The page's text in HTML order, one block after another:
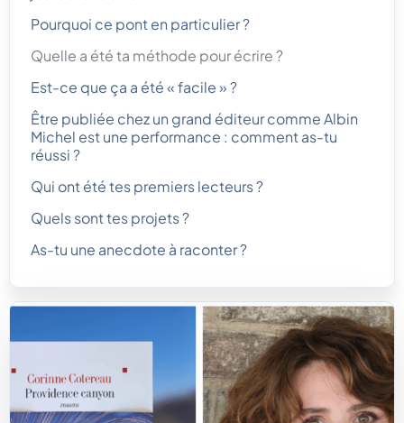
Pourquoi ce pont en particulier ?
Quelle a été ta méthode pour écrire ?
Est-ce que ça a été « facile » ?
Être publiée chez un grand éditeur comme Albin
Michel est une performance : comment as-tu
réussi ?
Qui ont été tes premiers lecteurs ?
Quels sont tes projets ?
As-tu une anecdote à raconter ?